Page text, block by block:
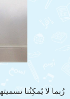
رُبما لا يُمكِنُنا